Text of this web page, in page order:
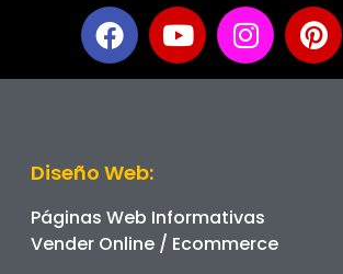
Diseño Web:
Páginas Web Informativas
Vender Online / Ecommerce